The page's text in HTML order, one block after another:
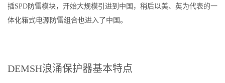
插SPD防雷模块，开始大规模引进到中国，稍后以美、英为代表的一
体化箱式电源防雷组合也进入了中国。
DEMSH浪涌保护器基本特点